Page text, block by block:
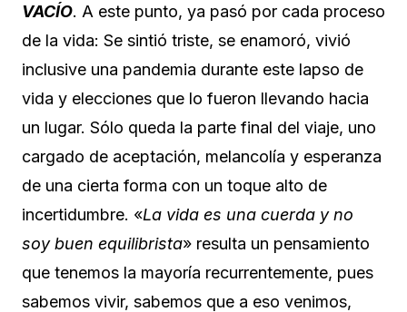
VACÍO. A este punto, ya pasó por cada proceso
de la vida: Se sintió triste, se enamoró, vivió
inclusive una pandemia durante este lapso de
vida y elecciones que lo fueron llevando hacia
un lugar. Sólo queda la parte final del viaje, uno
cargado de aceptación, melancolía y esperanza
de una cierta forma con un toque alto de
incertidumbre. «La vida es una cuerda y no
soy buen equilibrista» resulta un pensamiento
que tenemos la mayoría recurrentemente, pues
sabemos vivir, sabemos que a eso venimos,